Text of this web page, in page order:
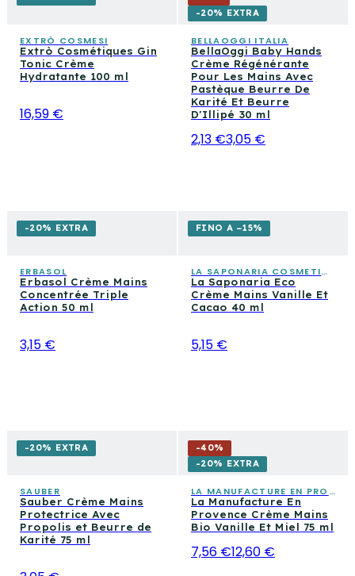
EXTRÒ COSMESI
Extrò Cosmétiques Gin
Tonic Crème
Hydratante 100 ml
16,59 €
-20% EXTRA
BELLAOGGI ITALIA
BellaOggi Baby Hands
Crème Régénérante
Pour Les Mains Avec
Pastèque Beurre De
Karité Et Beurre
D'Illipé 30 ml
2,13 €3,05 €
-20% EXTRA
ERBASOL
Erbasol Crème Mains
Concentrée Triple
Action 50 ml
3,15 €
FINO A −15%
LA SAPONARIA COSMETICA CONSAPEVOLE
La Saponaria Eco
Crème Mains Vanille Et
Cacao 40 ml
5,15 €
-20% EXTRA
SAUBER
Sauber Crème Mains
Protectrice Avec
Propolis et Beurre de
Karité 75 ml
-40%
-20% EXTRA
LA MANUFACTURE EN PROVENCE
La Manufacture En
Provence Crème Mains
Bio Vanille Et Miel 75 ml
7,56 €12,60 €